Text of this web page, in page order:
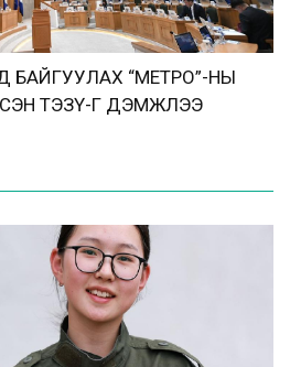
БАЙГУУЛАХ “МЕТРО”-НЫ
ТЭЗҮ-Г ДЭМЖЛЭЭ